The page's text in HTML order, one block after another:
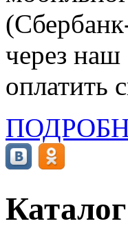
через
оплатить